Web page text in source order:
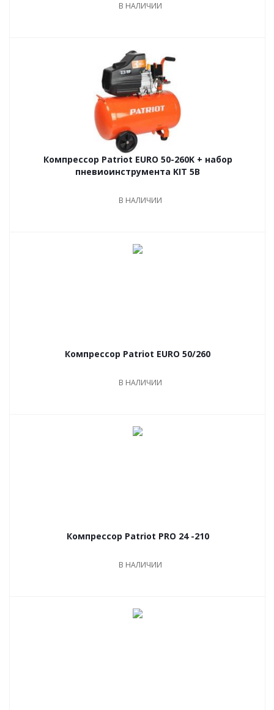
В НАЛИЧИИ
Компрессор Patriot EURO 50-260K + набор
пневиоинструмента KIT 5В
В НАЛИЧИИ
Компрессор Patriot EURO 50/260
В НАЛИЧИИ
Компрессор Patriot PRO 24 -210
В НАЛИЧИИ